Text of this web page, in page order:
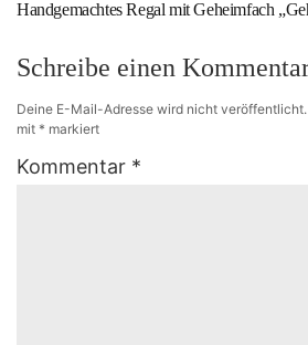
Handgemachtes Regal mit Geheimfach
Schreibe einen
Deine E-Mail-Adresse wird nicht veröffentlicht.
mit * markiert
Kommentar *